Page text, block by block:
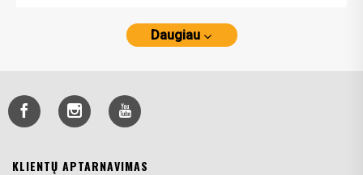
Daugiau
KLIENTŲ APTARNAVIMAS